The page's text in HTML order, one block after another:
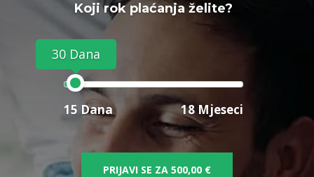
Koji rok plaćanja želite?
30 Dana
15 Dana 18 Mjeseci
PRIJAVI SE ZA 500,00 €